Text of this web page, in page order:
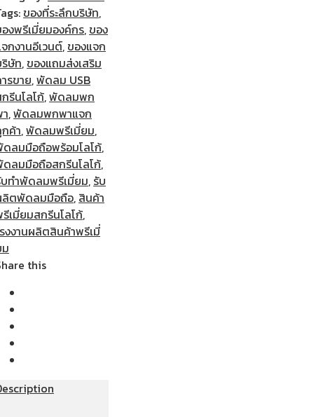
ของที่ระลึกบริษัท,
งพรีเมี่ยมองค์กร, ของ
กงานอีเวนต์, ของแจก
ษัท, ของแถมส่งเสริม
รขาย,พัดลม USB
รีนโลโก้,พัดลมพก
,พัดลมพกพาแจก
ค้า,พัดลมพรีเมี่ยม,
ลมมือถือพร้อมโลโก้,
ลมมือถือสกรีนโลโก้,
ทำพัดลมพรีเมี่ยม, รับ
ตพัดลมมือถือ, สินค้า
เมี่ยมสกรีนโลโก้,
งงานผลิตสินค้าพรีเมี่
this